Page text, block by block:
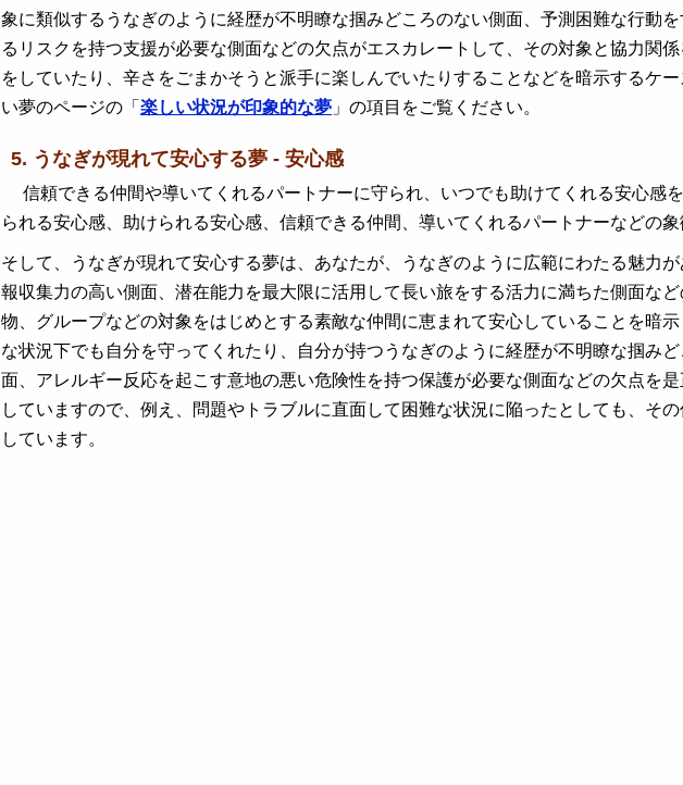
象に類似するうなぎのように経歴が不明瞭な掴みどころのない側面、予測困難な行動
るリスクを持つ支援が必要な側面などの欠点がエスカレートして、その対象と協力関
をしていたり、辛さをごまかそうと派手に楽しんでいたりすることなどを暗示するケ
い夢のページの「 楽しい状況が印象的な夢 」の項目をご覧ください。
5. うなぎが現れて安心する夢 - 安心感
信頼できる仲間や導いてくれるパートナーに守られ、いつでも助けてくれる安心感
られる安心感、助けられる安心感、信頼できる仲間、導いてくれるパートナーなどの象
そして、うなぎが現れて安心する夢は、あなたが、うなぎのように広範にわたる魅力
報収集力の高い側面、潜在能力を最大限に活用して長い旅をする活力に満ちた側面な
物、グループなどの対象をはじめとする素敵な仲間に恵まれて安心していることを暗
な状況下でも自分を守ってくれたり、自分が持つうなぎのように経歴が不明瞭な掴み
面、アレルギー反応を起こす意地の悪い危険性を持つ保護が必要な側面などの欠点を
していますので、例え、問題やトラブルに直面して困難な状況に陥ったとしても、そ
しています。